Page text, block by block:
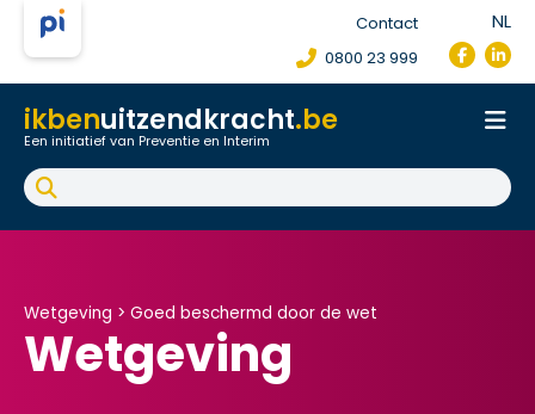
Contact
0800 23 999
NL
ikbenuitzendkracht.be
Een initiatief van Preventie en Interim
Onthaal
Werkpostfiche
Arbeidsongeval
Wetgeving > Goed beschermd door de wet
Wetgeving